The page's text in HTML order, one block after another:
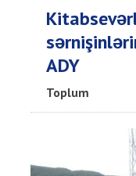
ADY
Toplum